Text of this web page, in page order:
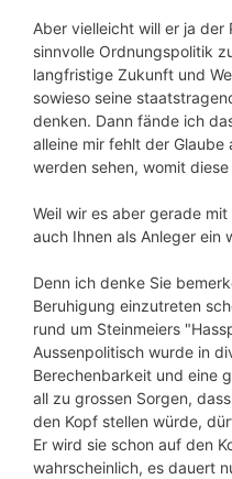
Aber vielleicht will er ja der
sinnvolle Ordnungspolitik
langfristige Zukunft und
sowieso seine
denken. Dann fände ich
alleine mir fehlt der
werden sehen, womit
Weil wir es aber gerade
auch Ihnen als Anleger ein
Denn ich denke Sie
Beruhigung einzutreten
rund um Steinmeiers
Aussenpolitisch wurde in
Berechenbarkeit und eine
all zu grossen Sorgen,
den Kopf stellen würde,
Er wird sie schon auf den
wahrscheinlich, es dauert